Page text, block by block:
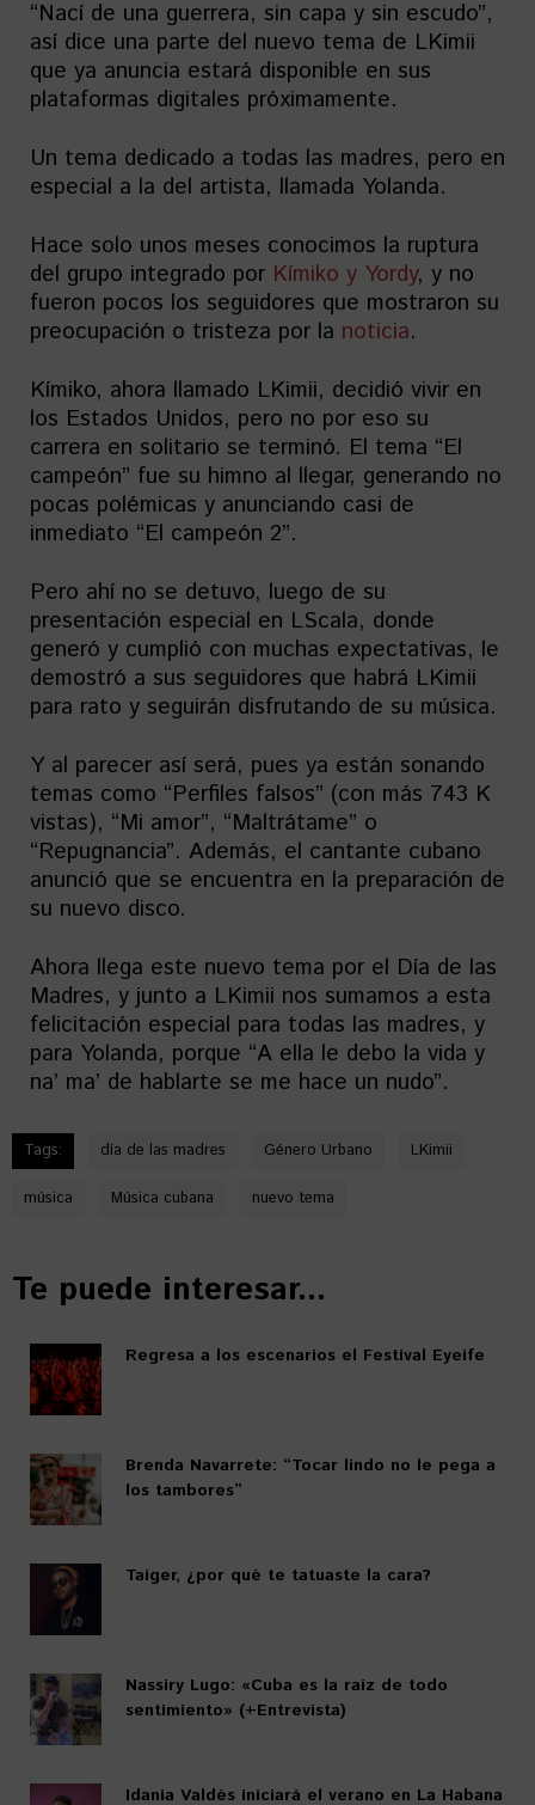
“Nací de una guerrera, sin capa y sin escudo”,
así dice una parte del nuevo tema de LKimii
que ya anuncia estará disponible en sus
plataformas digitales próximamente.
Un tema dedicado a todas las madres, pero en
especial a la del artista, llamada Yolanda.
Hace solo unos meses conocimos la ruptura
del grupo integrado por Kímiko y Yordy, y no
fueron pocos los seguidores que mostraron su
preocupación o tristeza por la noticia.
Kímiko, ahora llamado LKimii, decidió vivir en
los Estados Unidos, pero no por eso su
carrera en solitario se terminó. El tema “El
campeón” fue su himno al llegar, generando no
pocas polémicas y anunciando casi de
inmediato “El campeón 2”.
Pero ahí no se detuvo, luego de su
presentación especial en LScala, donde
generó y cumplió con muchas expectativas, le
demostró a sus seguidores que habrá LKimii
para rato y seguirán disfrutando de su música.
Y al parecer así será, pues ya están sonando
temas como “Perfiles falsos” (con más 743 K
vistas), “Mi amor”, “Maltrátame” o
“Repugnancia”. Además, el cantante cubano
anunció que se encuentra en la preparación de
su nuevo disco.
Ahora llega este nuevo tema por el Día de las
Madres, y junto a LKimii nos sumamos a esta
felicitación especial para todas las madres, y
para Yolanda, porque “A ella le debo la vida y
na’ ma’ de hablarte se me hace un nudo”.
Tags: día de las madres Género Urbano LKimii
música Música cubana nuevo tema
Te puede interesar...
Regresa a los escenarios el Festival Eyeife
Brenda Navarrete: “Tocar lindo no le pega a
los tambores”
Taiger, ¿por qué te tatuaste la cara?
Nassiry Lugo: «Cuba es la raíz de todo
sentimiento» (+Entrevista)
Idania Valdés iniciará el verano en La Habana